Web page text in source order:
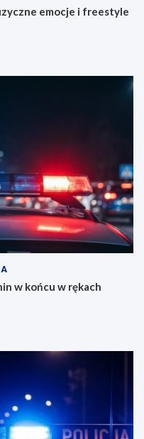
emocje i freestyle
w końcu w rękach